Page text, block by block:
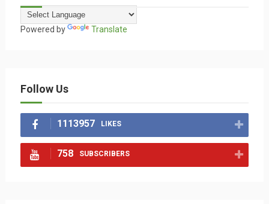
Powered by Translate
Follow Us
1113957 LIKES
758 SUBSCRIBERS